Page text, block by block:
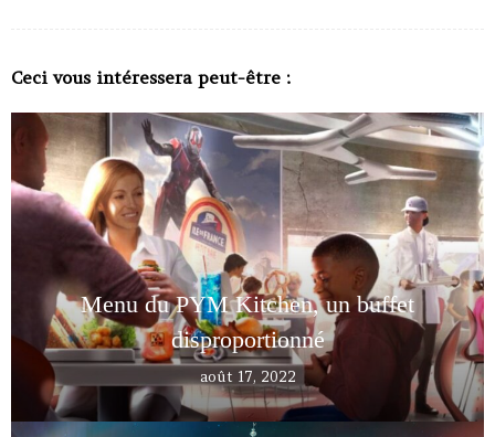
Ceci vous intéressera peut-être :
Menu du PYM Kitchen, un buffet
disproportionné
août 17, 2022